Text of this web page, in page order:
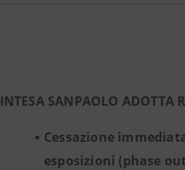
INTESA SANPAOLO ADOTTA
Cessazione
esposizioni (phase